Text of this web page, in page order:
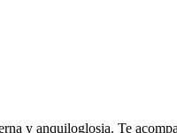
y anquiloglosia. Te